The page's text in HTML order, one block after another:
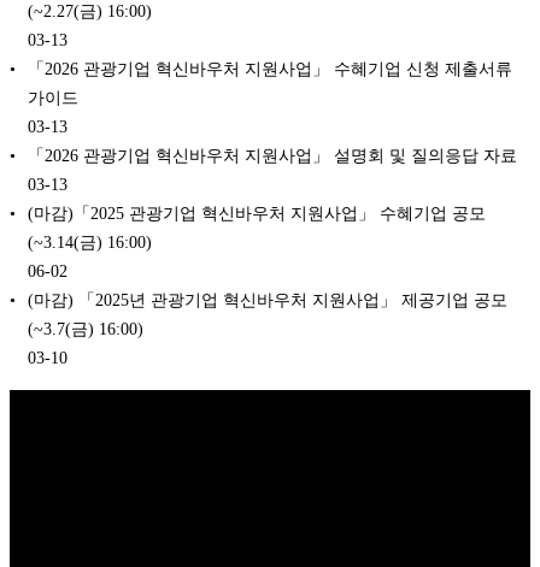
(~2.27(금) 16:00)
03-13
「2026 관광기업 혁신바우처 지원사업」 수혜기업 신청 제출서류
가이드
03-13
「2026 관광기업 혁신바우처 지원사업」 설명회 및 질의응답 자료
03-13
(마감)「2025 관광기업 혁신바우처 지원사업」 수혜기업 공모
(~3.14(금) 16:00)
06-02
(마감) 「2025년 관광기업 혁신바우처 지원사업」 제공기업 공모
(~3.7(금) 16:00)
03-10